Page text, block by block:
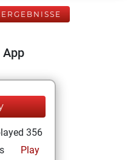
App
356
Play